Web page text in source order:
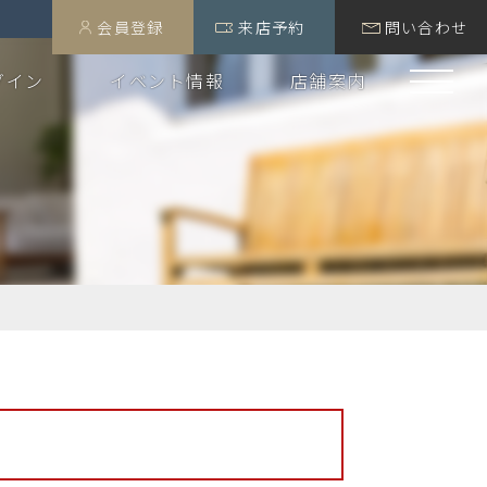
会員登録 来店予約 問い合わせ
ン イベント情報 店舗案内